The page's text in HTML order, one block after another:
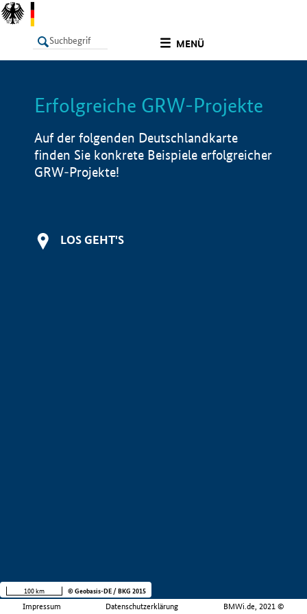
MENÜ
LISTE Info
Erfolgreiche GRW-Projekte
Auf der folgenden Deutschlandkarte
finden Sie konkrete Beispiele erfolgreicher
GRW-Projekte!
LOS GEHT'S
Impressum Datenschutzerklärung BMWi.de, 2021 ©
100 km © Geobasis-DE / BKG 2015